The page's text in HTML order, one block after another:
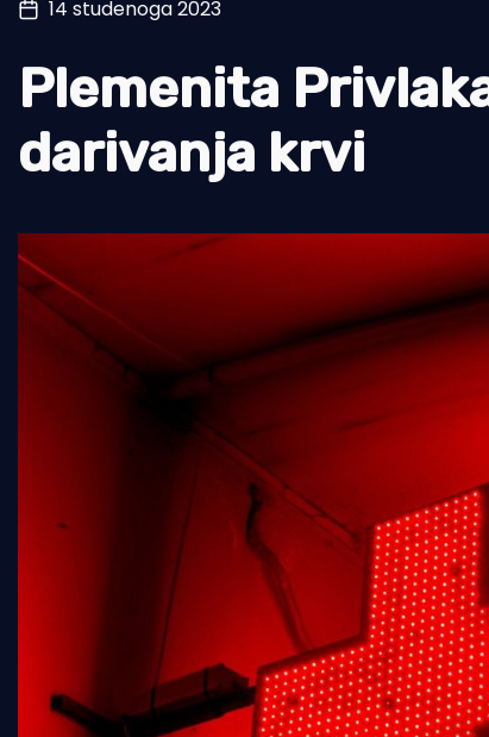
Tradicija i kultura
14 studenoga 2023
Plemenita
darivanja krvi